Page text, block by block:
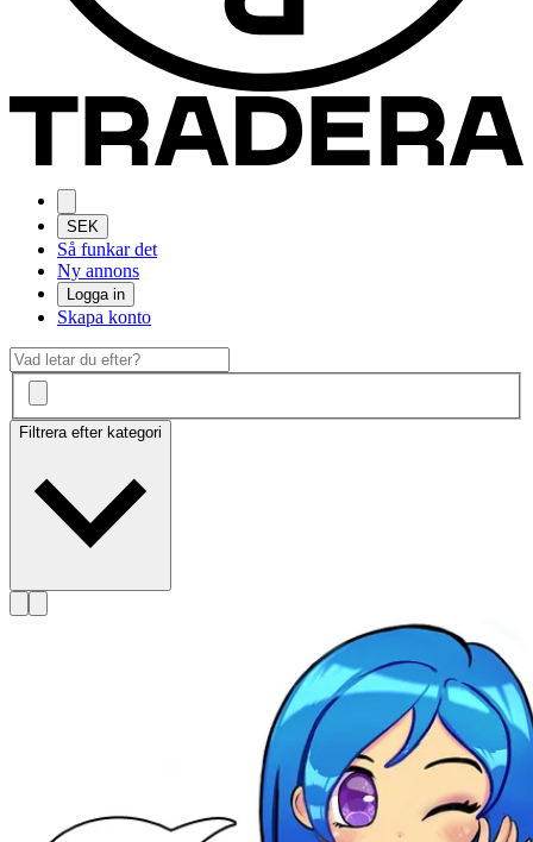
SEK
Så funkar det
Ny annons
Logga in
Skapa konto
Filtrera efter kategori